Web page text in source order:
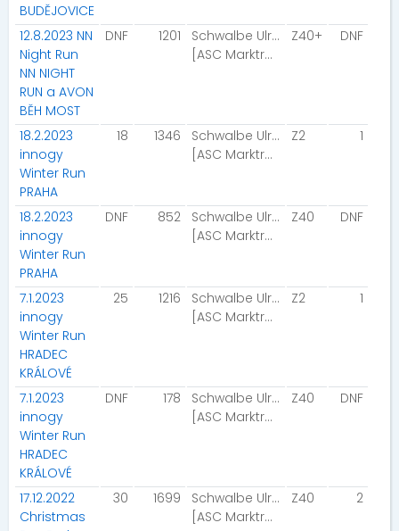
BUDĚJOVICE
12.8.2023 NN
Night Run
NN NIGHT
RUN a AVON
BĚH MOST
DNF 1201
Schwalbe Ulrike
[ASC Marktrodach]
Z40+ DNF
18.2.2023
innogy
Winter Run
PRAHA
18 1346
Schwalbe Ulrike
[ASC Marktrodach]
Z2 1
18.2.2023
innogy
Winter Run
PRAHA
DNF 852
Schwalbe Ulrike
[ASC Marktrodach]
Z40 DNF
7.1.2023
innogy
Winter Run
HRADEC
KRÁLOVÉ
25 1216
Schwalbe Ulrike
[ASC Marktrodach]
Z2 1
7.1.2023
innogy
Winter Run
HRADEC
KRÁLOVÉ
DNF 178
Schwalbe Ulrike
[ASC Marktrodach]
Z40 DNF
17.12.2022
Christmas
30 1699
Schwalbe Ulrike
[ASC Marktrodach]
Z40 2